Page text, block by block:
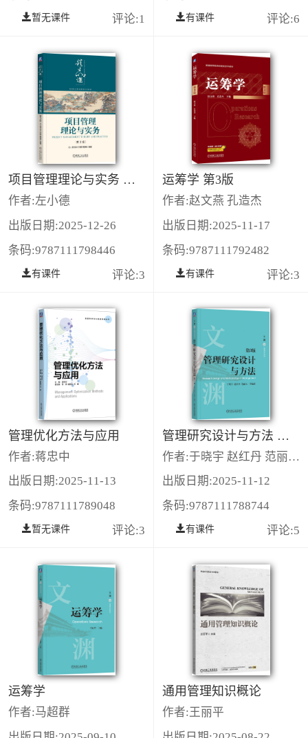
暂无课件 评论:1 有课件 评论:6
项目管理理论与实务 第3版
作者:左小德
出版日期:2025-12-26
条码:9787111798446
有课件 评论:3
运筹学 第3版
作者:赵文燕 孔造杰
出版日期:2025-11-17
条码:9787111792482
有课件 评论:3
管理优化方法与应用
作者:蒋忠中
出版日期:2025-11-13
条码:9787111789048
暂无课件 评论:3
管理研究设计与方法 第3版
作者:于晓宇 赵红丹 范丽先 等
出版日期:2025-11-12
条码:9787111788744
有课件 评论:5
运筹学
作者:马超群
通用管理知识概论
作者:王丽平